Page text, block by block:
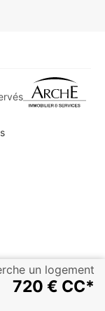
un logement
720 € CC*